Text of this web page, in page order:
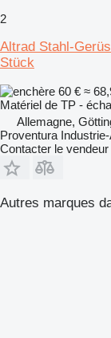
2
Altrad Stahl-
Stück
60 € ≈
Matériel de TP -
Allemagne,
Proventura
Contacter le vendeur
Autres marques